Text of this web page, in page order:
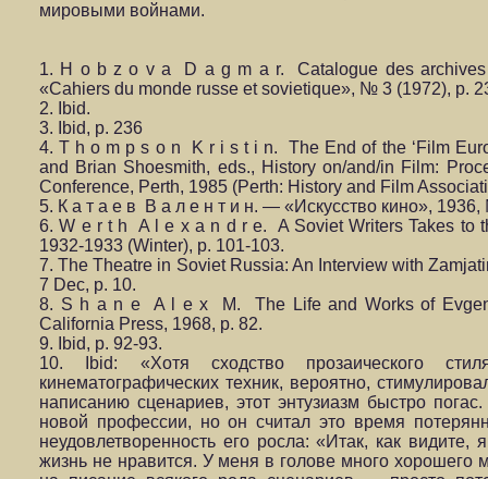
мировыми войнами.
1. H o b z o v a D a g m a r. Catalogue des archives
«Cahiers du monde russe et sovietique», № 3 (1972), p.
2. Ibid.
3. Ibid, p. 236
4. T h o m p s o n K r i s t i n. The End of the ‘Film
and Brian Shoesmith, eds., History on/and/in Film:
Conference, Perth, 1985 (Perth: History and Film
5. К а т а е в В а л е н т и н. — «Искусство кино»,
6. W e r t h A l e x a n d r e. A Soviet Writers Takes to
1932-1933 (Winter), p. 101-103.
7. The Theatre in Soviet Russia: An Interview with
7 Dec, p. 10.
8. S h a n e A l e x M. The Life and Works of
California Press, 1968, p. 82.
9. Ibid, p. 92-93.
10. Ibid: «Хотя сходство прозаического
кинематографических техник, вероятно,
написанию сценариев, этот энтузиазм быстро
новой профессии, но он считал это время
неудовлетворенность его росла: «Итак, как
жизнь не нравится. У меня в голове много хорошего